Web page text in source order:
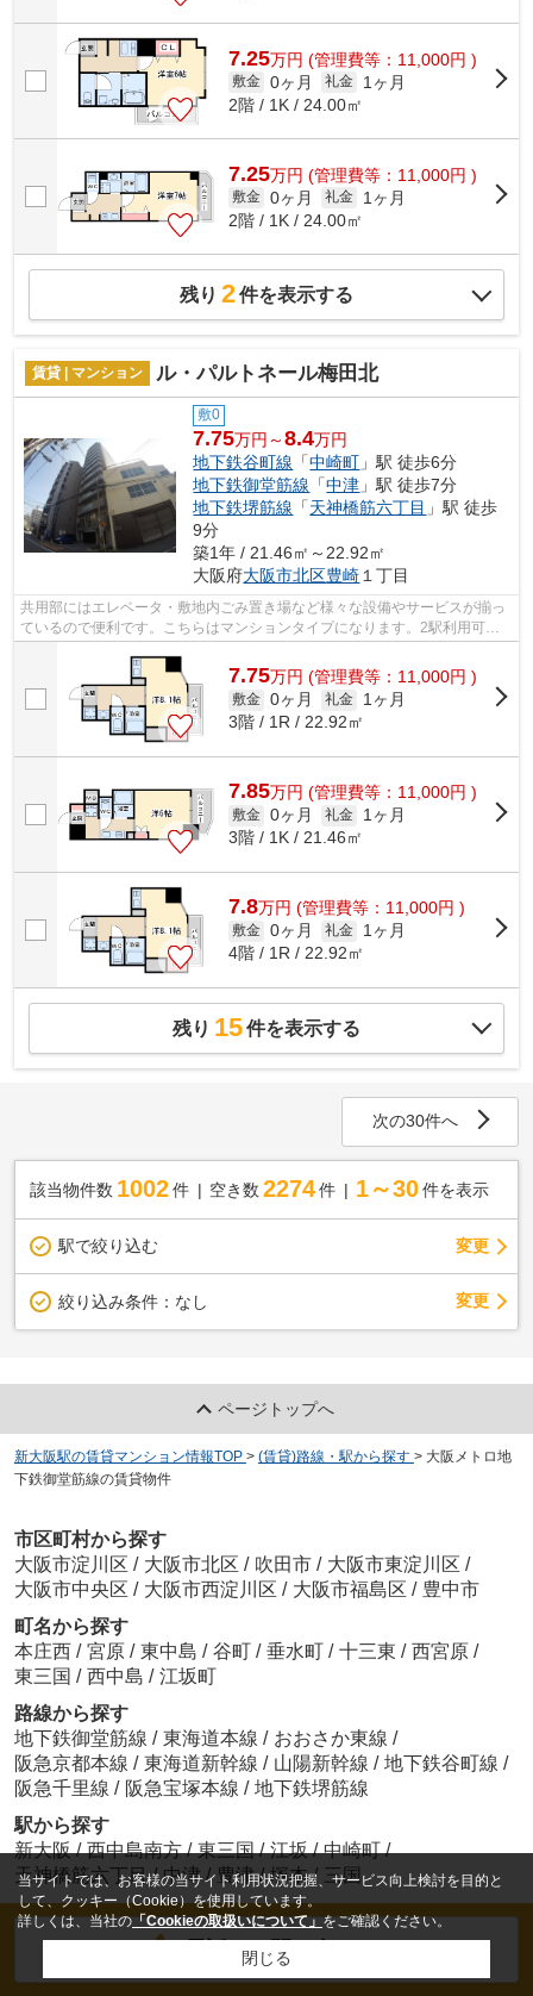
7.25万円 (管理費等：11,000円 )
敷金 0ヶ月 礼金
1ヶ月
2階 / 1K / 24.00㎡
7.25万円 (管理費等：11,000円 )
敷金 0ヶ月 礼金
1ヶ月
2階 / 1K / 24.00㎡
残り 2件を表示する
賃貸 | マンション ル・パルトネール梅田北
敷0
7.75万円～8.4万円
地下鉄谷町線 「中崎町 」駅 徒歩6分
地下鉄御堂筋線 「中津 」駅 徒歩7分
地下鉄堺筋線 「天神橋筋六丁目 」駅 徒歩
9分
築1年 / 21.46㎡～22.92㎡
大阪府大阪市北区豊崎 １丁目
共用部にはエレベータ・敷地内ごみ置き場など様々な設備やサービスが揃っ
ているので便利です。こちらはマンションタイプになります。2駅利用可能
な利便性の高いマンションです。賃貸物...
7.75万円 (管理費等：11,000円 )
敷金 0ヶ月 礼金
1ヶ月
3階 / 1R / 22.92㎡
7.85万円 (管理費等：11,000円 )
敷金 0ヶ月 礼金
1ヶ月
3階 / 1K / 21.46㎡
7.8万円 (管理費等：11,000円 )
敷金 0ヶ月 礼金
1ヶ月
4階 / 1R / 22.92㎡
残り 15件を表示する
次の30件へ
該当物件数 1002件 空き数 2274 件 1～30 件を表示
駅で絞り込む 変更
絞り込み条件： なし 変更
ページトップへ
新大阪駅の賃貸マンション情報TOP > (賃貸)路線・駅から探す > 大阪メトロ地
下鉄御堂筋線の賃貸物件
市区町村から探す
大阪市淀川区 / 大阪市北区 / 吹田市 / 大阪市東淀川区 /
大阪市中央区 / 大阪市西淀川区 / 大阪市福島区 / 豊中市
町名から探す
本庄西 / 宮原 / 東中島 / 谷町 / 垂水町 / 十三東 / 西宮原 /
東三国 / 西中島 / 江坂町
路線から探す
地下鉄御堂筋線 / 東海道本線 / おおさか東線 /
阪急京都本線 / 東海道新幹線 / 山陽新幹線 / 地下鉄谷町線 /
阪急千里線 / 阪急宝塚本線 / 地下鉄堺筋線
駅から探す
新大阪 / 西中島南方 / 東三国 / 江坂 / 中崎町 /
天神橋筋六丁目 / 中津 / 豊津 / 塚本 / 三国
電話でお問い合わせ
当サイトでは、お客様の当サイト利用状況把握、サービス向上検討を目的と
して、クッキー（Cookie）を使用しています。
詳しくは、当社の「Cookieの取扱いについて」をご確認ください。
閉じる